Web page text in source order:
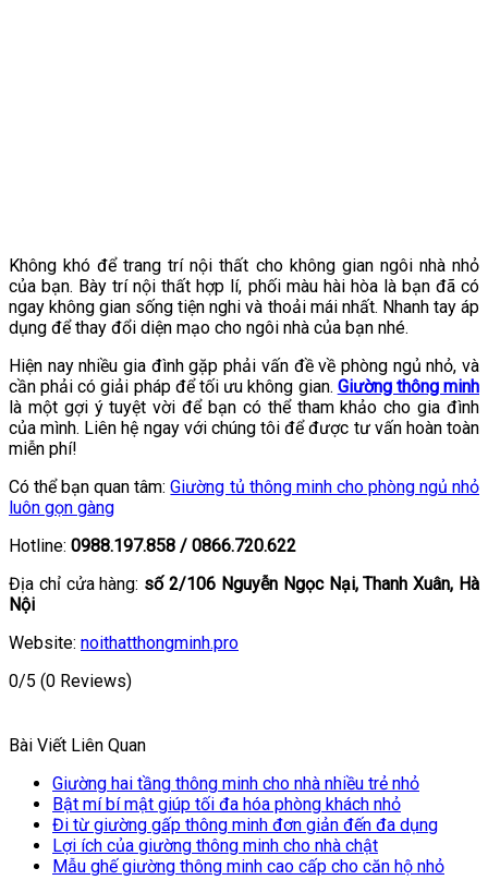
Không khó để trang trí nội thất cho không gian ngôi nhà nhỏ
của bạn. Bày trí nội thất hợp lí, phối màu hài hòa là bạn đã có
ngay không gian sống tiện nghi và thoải mái nhất. Nhanh tay áp
dụng để thay đổi diện mạo cho ngôi nhà của bạn nhé.
Hiện nay nhiều gia đình gặp phải vấn đề về phòng ngủ nhỏ, và
cần phải có giải pháp để tối ưu không gian. Giường thông minh
là một gợi ý tuyệt vời để bạn có thể tham khảo cho gia đình
của mình. Liên hệ ngay với chúng tôi để được tư vấn hoàn toàn
miễn phí!
Có thể bạn quan tâm:Giường tủ thông minh cho phòng ngủ nhỏ
luôn gọn gàng
Hotline: 0988.197.858 / 0866.720.622
Địa chỉ cửa hàng: số 2/106 Nguyễn Ngọc Nại, Thanh Xuân, Hà
Nội
Website: noithatthongminh.pro
0/5 (0 Reviews)
Bài Viết Liên Quan
Giường hai tầng thông minh cho nhà nhiều trẻ nhỏ
Bật mí bí mật giúp tối đa hóa phòng khách nhỏ
Đi từ giường gấp thông minh đơn giản đến đa dụng
Lợi ích của giường thông minh cho nhà chật
Mẫu ghế giường thông minh cao cấp cho căn hộ nhỏ